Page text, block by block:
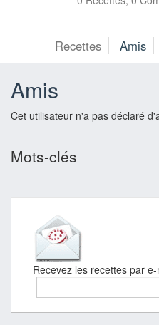
Recettes Amis
Amis
Cet utilisateur n'a pas déclaré
Mots-clés
Recevez les recettes par